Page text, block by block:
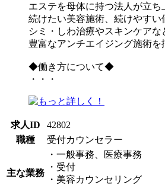
エステを母体に持つ法人が立ち
続けたい美容施術、続けやすい
シミ・しわ治療やスキンケア
豊富なアンチエイジング施術を
◆働き方について◆
・・・
求人ID
42802
職種
受付カウンセラー
主な業務
・一般事務、医療事務
・受付
・美容カウンセリング